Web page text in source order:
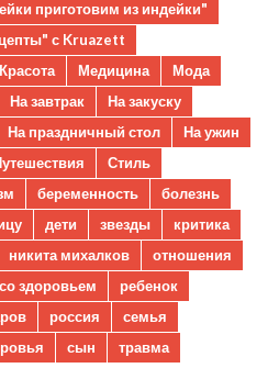
приготовим из индейки"
с Kruazett
Красота Медицина
Мода
На завтрак
На закуску
На праздничный стол
На ужин
Стиль
беременность
болезнь
дети звезды
критика
никита михалков
отношения
здоровьем
ребенок
россия
семья
сын
травма